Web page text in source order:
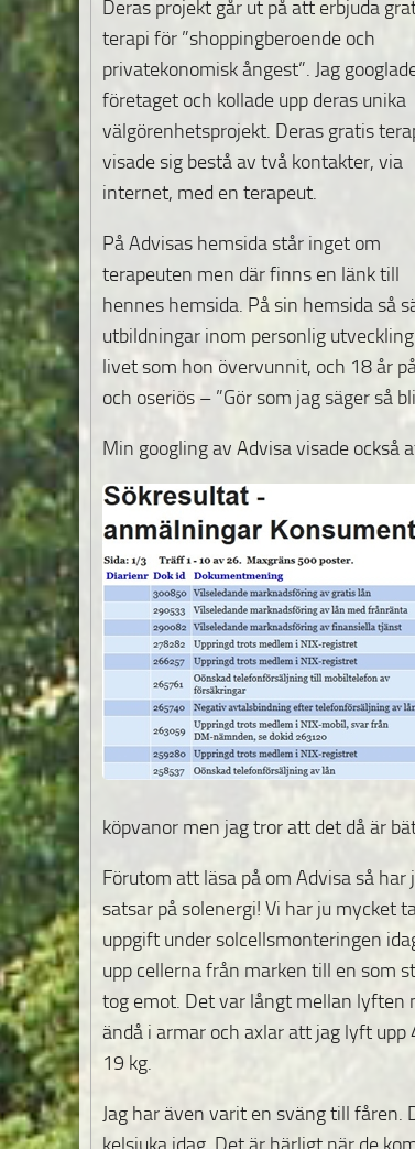
Deras projekt går ut på att erbjuda
terapi för ”shoppingberoende och
privatekonomisk ångest”. Jag
företaget och kollade upp deras unika
välgörenhetsprojekt. Deras gratis
visade sig bestå av två kontakter, via
internet, med en terapeut.
På Advisas hemsida står inget om
terapeuten men där finns en länk till
hennes hemsida. På sin hemsida så
utbildningar inom personlig
livet som hon övervunnit, och 18 år
och oseriös – ”Gör som jag säger så
Min googling av Advisa visade också
köpvanor men jag tror att det då är
Förutom att läsa på om Advisa så
satsar på solenergi! Vi har ju mycket
uppgift under solcellsmonteringen
upp cellerna från marken till en som
tog emot. Det var långt mellan lyften
ändå i armar och axlar att jag lyft upp
19 kg.
Jag har även varit en sväng till fåren.